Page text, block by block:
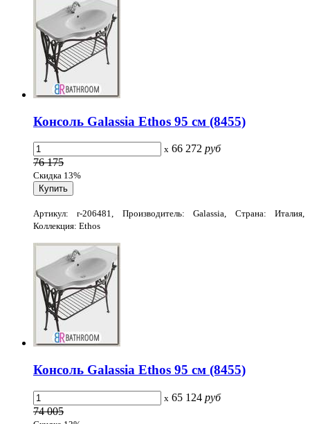
Консоль Galassia Ethos 95 см (8455)
x 66 272 руб
76 175
Скидка 13%
Артикул: r-206481, Производитель: Galassia, Страна: Италия,
Коллекция: Ethos
Консоль Galassia Ethos 95 см (8455)
x 65 124 руб
74 005